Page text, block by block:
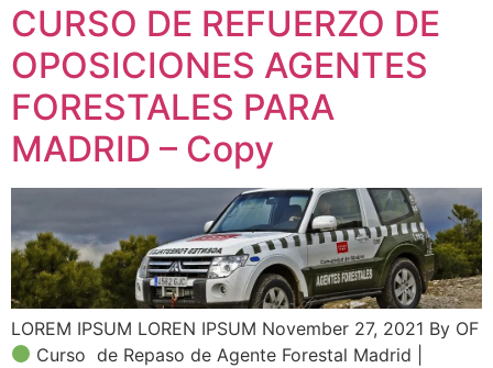
CURSO DE REFUERZO DE
OPOSICIONES AGENTES
FORESTALES PARA
MADRID – Copy
LOREM IPSUM LOREN IPSUM November 27, 2021 By OF
Curso de Repaso de Agente Forestal Madrid |